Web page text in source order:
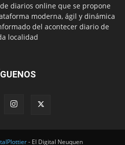
diarios online que se propone
moderna, ágil y dinámica
del acontecer diario de
localidad
- El Digital Neuquen